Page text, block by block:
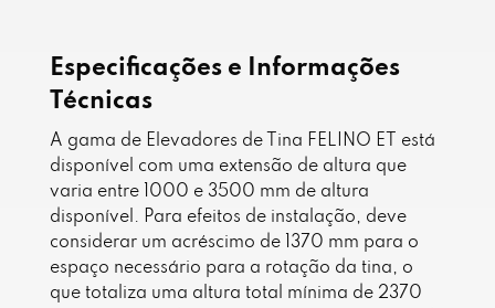
Especificações e Informações
Técnicas
A gama de Elevadores de Tina FELINO ET está
disponível com uma extensão de altura que
varia entre 1000 e 3500 mm de altura
disponível. Para efeitos de instalação, deve
considerar um acréscimo de 1370 mm para o
espaço necessário para a rotação da tina, o
que totaliza uma altura total mínima de 2370